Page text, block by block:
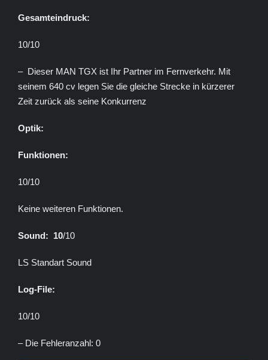
Gesamteindruck:
10/10
– Dieser MAN TGX ist Ihr Partner im Fernverkehr. Mit
seinem 640 cv legen Sie die gleiche Strecke in kürzerer
Zeit zurück als seine Konkurrenz
Optik:
Funktionen:
10/10
Keine weiteren Funktionen.
Sound: 10/10
LS Standart Sound
Log-File:
10/10
– Die Fehleranzahl: 0